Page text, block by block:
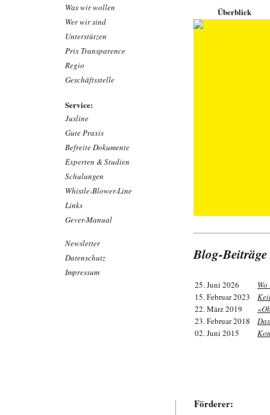
Was wir wollen
Wer wir sind
Unterstützen
Prix Transparence
Regio
Geschäftsstelle
Service:
Jusline
Gute Praxis
Befreite Dokumente
Experten & Studien
Schulungen
Whistle-Blower-Line
Links
Gever-Manual
Newsletter
Datenschutz
Impressum
Überblick
die solche
Regierung für
Blog-
25. Juni 2026
15. Februar 2023
22. März 2019
23. Februar 2018
02. Juni 2015
Förderer: